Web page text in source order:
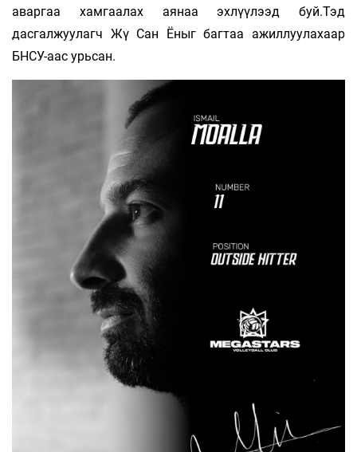
аваргаа хамгаалах аянаа эхлүүлээд буй.Тэд
дасгалжуулагч Жү Сан Ёныг багтаа ажиллуулахаар
БНСУ-аас урьсан.